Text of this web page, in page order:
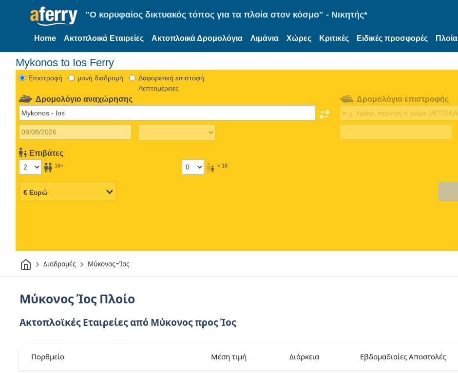
"Ο κορυφαίος δικτυακός τόπος για τα πλοία στον κόσμο" - Νικητής*
Home Ακτοπλοικά Εταιρείες Ακτοπλοικά Δρομολόγια Λιμάνια Χώρες Κριτικές Ειδικές προσφορές Πλοία
Mykonos to Ios Ferry
Eπιστροφή μονή διαδρομή
Δαφορετική επιστοφή
Λεπτομέρειες
Δρομολόγιο αναχώρησης
Επιβάτες
18+ < 18
Δρομολόγιο επιστροφής
ΣπίτιΔιαδρομές Μύκονος-Ίος
Μύκονος Ίος Πλοίο
Ακτοπλοϊκές Εταιρείες από Μύκονος προς Ίος
Πορθμείο Μέση τιμή Διάρκεια Εβδομαδιαίες Αποστολές